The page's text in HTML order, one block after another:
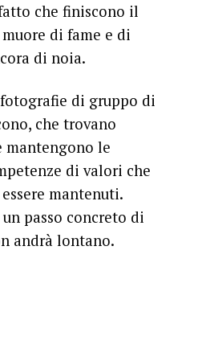
che finiscono il
muore di fame e di
di noia.
di gruppo di
che trovano
mantengono le
di valori che
mantenuti.
passo concreto di
andrà lontano.